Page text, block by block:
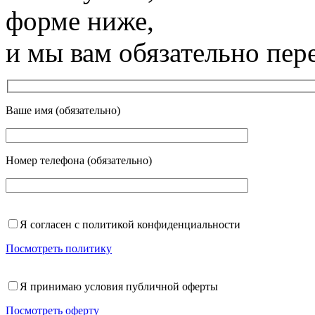
форме ниже,
и мы вам обязательно
Ваше имя (обязательно)
Номер телефона (обязательно)
Я согласен с политикой конфиденциальности
Посмотреть политику
Я принимаю условия публичной оферты
Посмотреть оферту